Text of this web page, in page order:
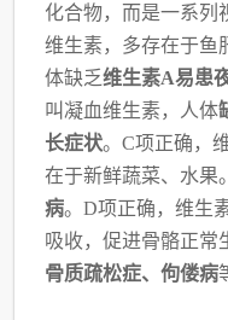
化合物，而是一系列
维生素，多存在于鱼
体缺乏维生素A易患
叫凝血维生素，人体
长症状。C项正确，
在于新鲜蔬菜、水果
病。D项正确，维生
吸收，促进骨骼正常
骨质疏松症、佝偻病